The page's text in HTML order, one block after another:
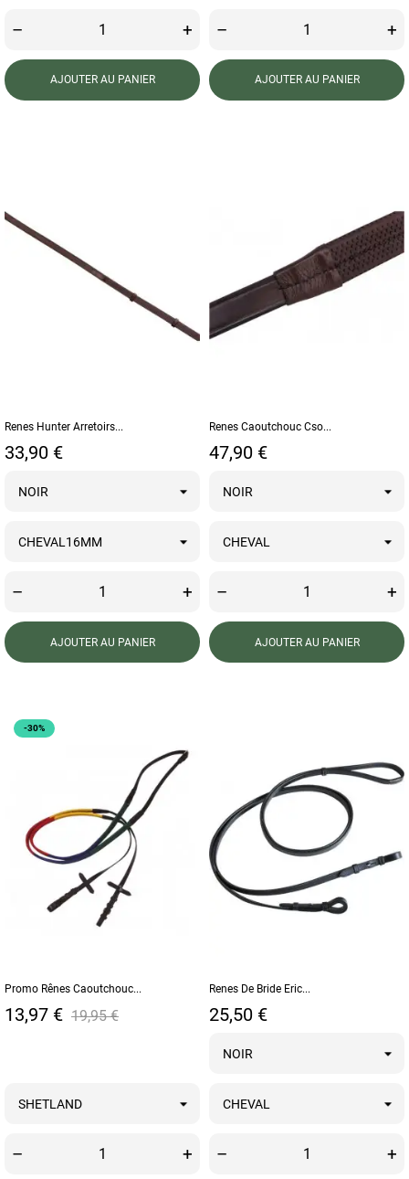
– +
AJOUTER AU PANIER
– +
AJOUTER AU PANIER
Renes Hunter Arretoirs...
Prix
33,90 €
– +
AJOUTER AU PANIER
Renes Caoutchouc Cso...
Prix
47,90 €
– +
AJOUTER AU PANIER
-30%
Promo Rênes Caoutchouc...
Prix
13,97 € Prix de base
19,95 €
– +
Renes De Bride Eric...
Prix
25,50 €
– +